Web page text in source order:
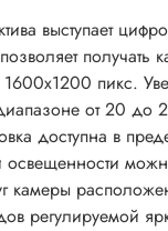
выступает
получать
пикс.
от 20 до
доступна в
камеры
регулируемой